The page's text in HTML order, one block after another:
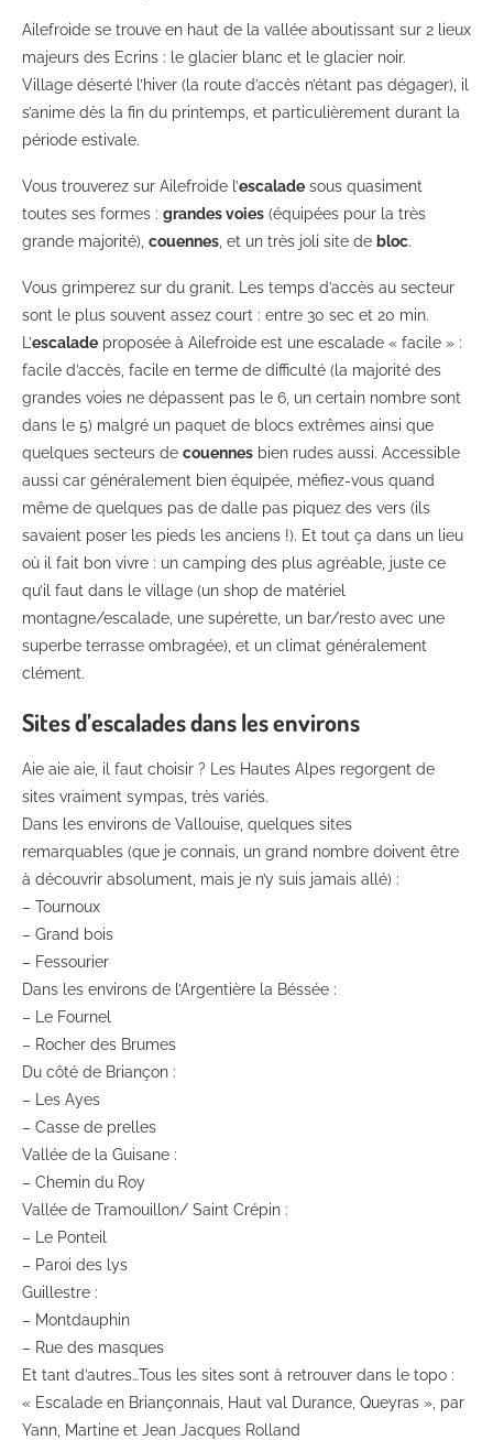
Ailefroide se trouve en haut de la vallée aboutissant sur 2 lieux
majeurs des Ecrins : le glacier blanc et le glacier noir.
Village déserté l’hiver (la route d’accès n’étant pas dégager), il
s’anime dès la fin du printemps, et particulièrement durant la
période estivale.
Vous trouverez sur Ailefroide l’escalade sous quasiment
toutes ses formes : grandes voies (équipées pour la très
grande majorité), couennes, et un très joli site de bloc.
Vous grimperez sur du granit. Les temps d’accès au secteur
sont le plus souvent assez court : entre 30 sec et 20 min.
L’escalade proposée à Ailefroide est une escalade « facile » :
facile d’accès, facile en terme de difficulté (la majorité des
grandes voies ne dépassent pas le 6, un certain nombre sont
dans le 5) malgré un paquet de blocs extrêmes ainsi que
quelques secteurs de couennes bien rudes aussi. Accessible
aussi car généralement bien équipée, méfiez-vous quand
même de quelques pas de dalle pas piquez des vers (ils
savaient poser les pieds les anciens !). Et tout ça dans un lieu
où il fait bon vivre : un camping des plus agréable, juste ce
qu’il faut dans le village (un shop de matériel
montagne/escalade, une supérette, un bar/resto avec une
superbe terrasse ombragée), et un climat généralement
clément.
Sites d’escalades dans les environs
Aie aie aie, il faut choisir ? Les Hautes Alpes regorgent de
sites vraiment sympas, très variés.
Dans les environs de Vallouise, quelques sites
remarquables (que je connais, un grand nombre doivent être
à découvrir absolument, mais je n’y suis jamais allé) :
– Tournoux
– Grand bois
– Fessourier
Dans les environs de l’Argentière la Béssée :
– Le Fournel
– Rocher des Brumes
Du côté de Briançon :
– Les Ayes
– Casse de prelles
Vallée de la Guisane :
– Chemin du Roy
Vallée de Tramouillon/ Saint Crépin :
– Le Ponteil
– Paroi des lys
Guillestre :
– Montdauphin
– Rue des masques
Et tant d’autres…Tous les sites sont à retrouver dans le topo :
« Escalade en Briançonnais, Haut val Durance, Queyras », par
Yann, Martine et Jean Jacques Rolland